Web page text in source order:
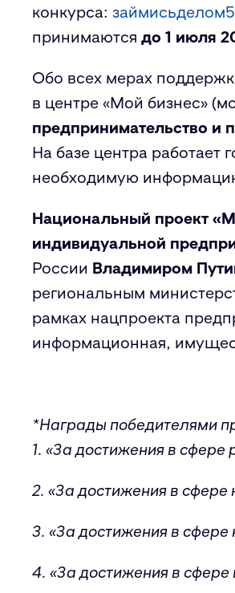
конкурса:
принимаются до 1 июля
Обо всех мерах
в центре «Мой бизнес»
предпринимательство и
На базе центра работает
необходимую
Национальный проект
индивидуальной
России Владимиром
региональным
рамках нацпроекта
информационная,
*Награды победителями
1. «За достижения в сфере
2. «За достижения в сфере
3. «За достижения в
4. «За достижения в сфере